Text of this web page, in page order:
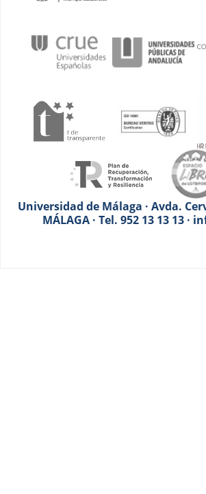
Universidad de Málaga · Avda.
MÁLAGA · Tel. 952 13 13 13 ·